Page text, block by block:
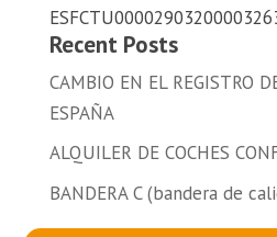
Recent Posts
CAMBIO EN EL REGISTRO
ESPAÑA
ALQUILER DE COCHES
BANDERA C (bandera de